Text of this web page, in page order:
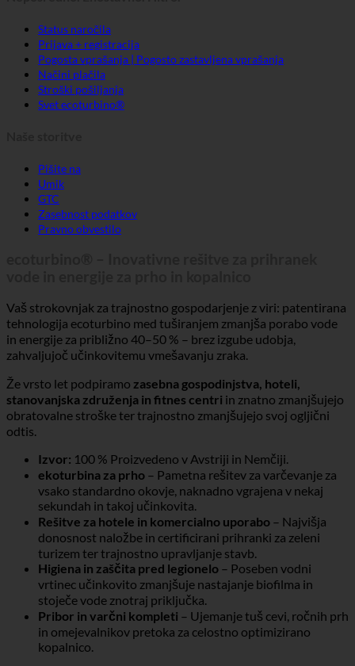
Status naročila
Prijava + registracija
Pogosta vprašanja | Pogosto zastavljena vprašanja
Načini plačila
Stroški pošiljanja
Svet ecoturbino®
Pišite na
Umik
GTC
Zasebnost podatkov
Pravno obvestilo
Vaš strokovnjak za trajnostno gospodarjenje z viri: patentirana
tehnologija ecoturbino med tuširanjem zmanjša porabo vode
in energije za približno 40–50 % – brez izgube udobja,
zahvaljujoč učinkovitemu vmešavanju zraka.
Že vrsto let podpiramo zasebna gospodinjstva, hoteli,
stanovanjska združenja in fitnes centri in znatno zmanjšujejo
obratovalne stroške ter trajnostno zmanjšujejo svoj ogljični
odtis.
Izvor: 100 % Proizvedeno v Avstriji in Nemčiji.
ekoturbina za prho – Pametna rešitev za varčevanje za
vsako standardno okovje, naknadno vgrajena v nekaj
sekundah in takoj učinkovita.
Rešitve za hotele in komercialno uporabo – Najvišja
donosnost naložbe in certificirani prihranki za zeleni
turizem ter trajnostno upravljanje stavb.
Higiena in zaščita pred legionelo – Poseben vodni
vrtinec učinkovito zmanjšuje nastajanje biofilma in
stoječe vode znotraj priključka.
Pribor in varčni kompleti – Ujemanje tuš cevi, ročnih prh
in omejevalnikov pretoka za celostno optimizirano
kopalnico.